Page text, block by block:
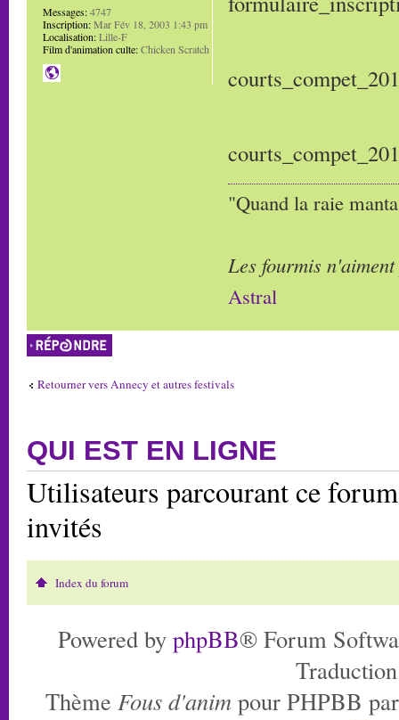
"Quand la raie
Les fourmis
Astral
Messages:4747
Inscription:Mar Fév 18, 2003 1:43 pm
Localisation:Lille-F
Film d'animation culte:Chicken Scratch
Répondre
Retourner vers Annecy et autres festivals
QUI EST EN LIGNE
Utilisateurs parcourant ce
invités
Index du forum
Powered by phpBB® Forum
Thème Fous d'anim pour PHPBB